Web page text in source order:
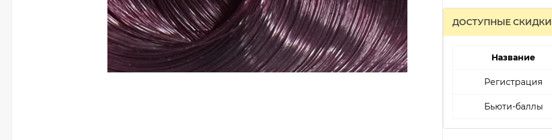
ДОСТУПНЫЕ СКИДКИ
Название
Регистрация
Бьюти-баллы